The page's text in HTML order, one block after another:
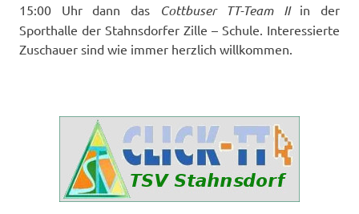
15:00 Uhr dann das
Cottbuser TT-Team IIin der
Sporthalle der Stahnsdorfer Zille – Schule. Interessierte
Zuschauer sind wie immer herzlich willkommen.